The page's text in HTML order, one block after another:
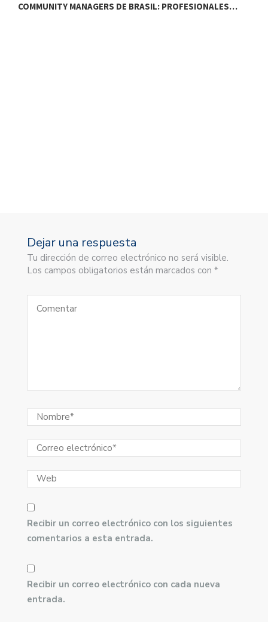
COMMUNITY MANAGERS DE BRASIL: PROFESIONALES…
Dejar una respuesta
Tu dirección de correo electrónico no será visible.
Los campos obligatorios están marcados con *
Recibir un correo electrónico con los siguientes
comentarios a esta entrada.
Recibir un correo electrónico con cada nueva
entrada.